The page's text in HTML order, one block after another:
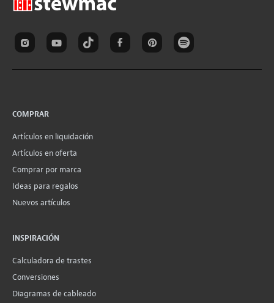
COMPRAR
Artículos en liquidación
Artículos en oferta
Comprar por marca
Ideas para regalos
Nuevos artículos
INSPIRACIÓN
Calculadora de trastes
Conversiones
Diagramas de cableado